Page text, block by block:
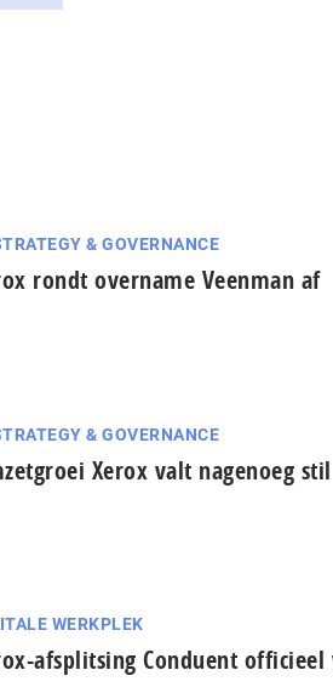
& GOVERNANCE
rondt overname Veenman af
& GOVERNANCE
Xerox valt nagenoeg stil
WERKPLEK
afsplitsing Conduent